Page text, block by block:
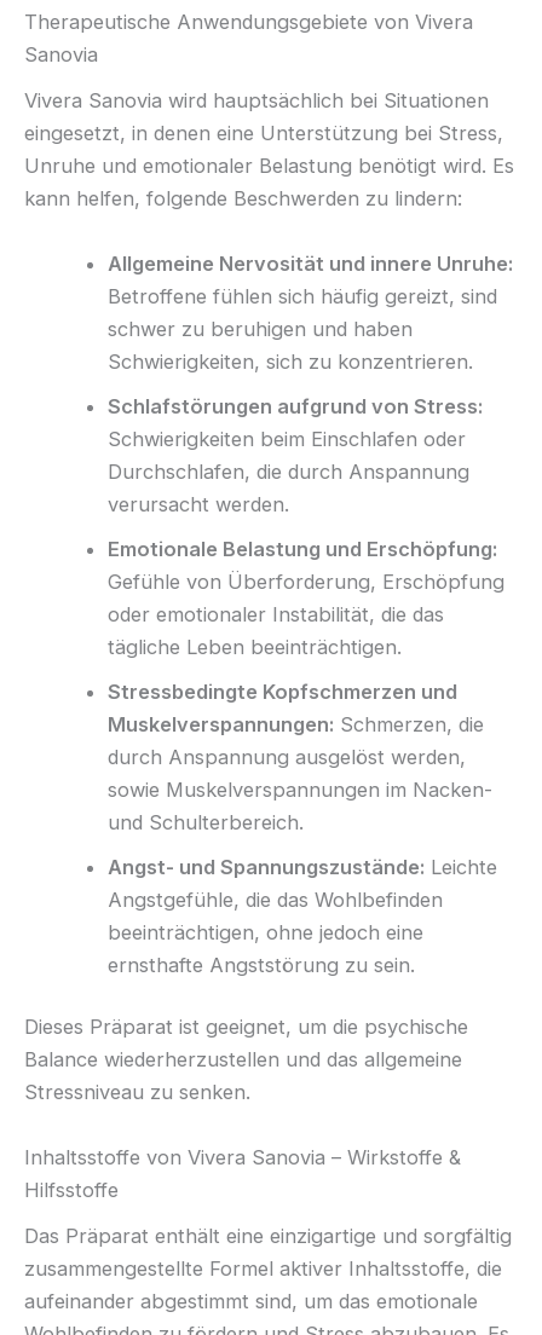
Therapeutische Anwendungsgebiete von Vivera
Sanovia
Vivera Sanovia wird hauptsächlich bei Situationen
eingesetzt, in denen eine Unterstützung bei Stress,
Unruhe und emotionaler Belastung benötigt wird. Es
kann helfen, folgende Beschwerden zu lindern:
Allgemeine Nervosität und innere Unruhe:
Betroffene fühlen sich häufig gereizt, sind
schwer zu beruhigen und haben
Schwierigkeiten, sich zu konzentrieren.
Schlafstörungen aufgrund von Stress:
Schwierigkeiten beim Einschlafen oder
Durchschlafen, die durch Anspannung
verursacht werden.
Emotionale Belastung und Erschöpfung:
Gefühle von Überforderung, Erschöpfung
oder emotionaler Instabilität, die das
tägliche Leben beeinträchtigen.
Stressbedingte Kopfschmerzen und
Muskelverspannungen: Schmerzen, die
durch Anspannung ausgelöst werden,
sowie Muskelverspannungen im Nacken-
und Schulterbereich.
Angst- und Spannungszustände: Leichte
Angstgefühle, die das Wohlbefinden
beeinträchtigen, ohne jedoch eine
ernsthafte Angststörung zu sein.
Dieses Präparat ist geeignet, um die psychische
Balance wiederherzustellen und das allgemeine
Stressniveau zu senken.
Inhaltsstoffe von Vivera Sanovia – Wirkstoffe &
Hilfsstoffe
Das Präparat enthält eine einzigartige und sorgfältig
zusammengestellte Formel aktiver Inhaltsstoffe, die
aufeinander abgestimmt sind, um das emotionale